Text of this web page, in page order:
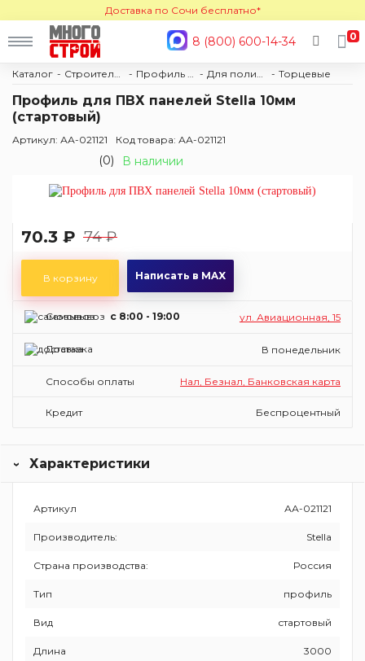
Доставка по Сочи бесплатно*
8 (800) 600-14-34 0
Каталог Торцевые
Профиль для ПВХ панелей Stella 10мм
(стартовый)
Артикул: АА-021121 Код товара: АА-021121
(0) В наличии
70.3 ₽ 74 ₽
В корзину Написать в MAX
Самовывоз c 8:00 - 19:00 ул. Авиационная, 15
Доставка В понедельник
Способы оплаты Нал, Безнал, Банковская карта
Кредит Беспроцентный
Характеристики
Артикул АА-021121
Производитель: Stella
Страна производства: Россия
Тип профиль
Вид стартовый
Длина 3000